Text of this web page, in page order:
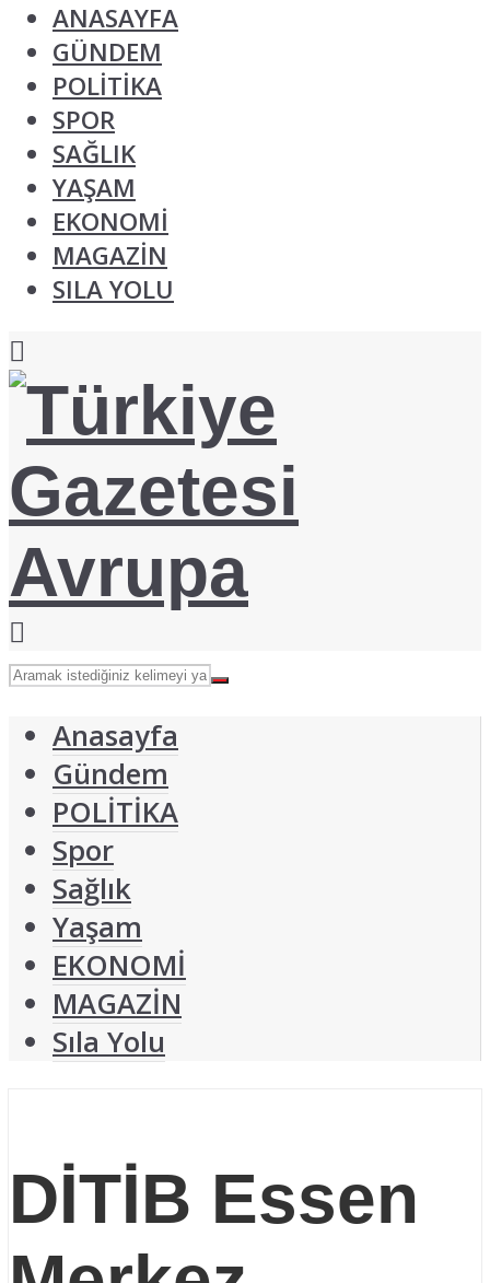
ANASAYFA
GÜNDEM
POLİTİKA
SPOR
SAĞLIK
YAŞAM
EKONOMİ
MAGAZİN
SILA YOLU
Anasayfa
Gündem
POLİTİKA
Spor
Sağlık
Yaşam
EKONOMİ
MAGAZİN
Sıla Yolu
DİTİB Essen